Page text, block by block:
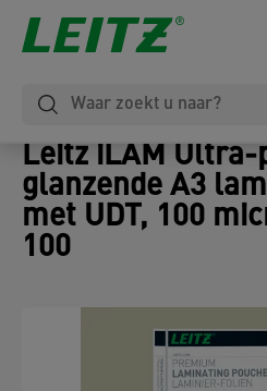
Leitz iLAM Ultra-
glanzende A3
met UDT, 100
100